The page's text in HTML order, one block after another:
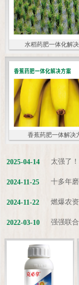
水稻药肥一体化解
香蕉药肥一体解决
太强了
2025-04-14
2024-11-25
燃爆农
2024-11-22
2022-03-10